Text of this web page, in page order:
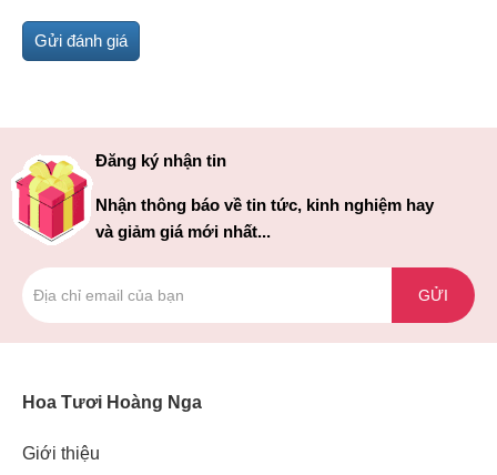
Đăng ký nhận tin
Nhận thông báo về tin tức, kinh nghiệm hay
và giảm giá mới nhất...
GỬI
Hoa Tươi Hoàng Nga
Giới thiệu